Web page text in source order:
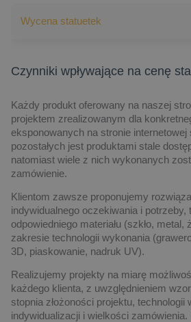
Wycena statuetek
Czynniki wpływające na cenę
Każdy produkt oferowany na naszej
projektem zrealizowanym dla
eksponowanych na stronie internetowej
pozostałych jest produktami stale
natomiast wiele z nich wykonanych
zamówienie.
Klientom zawsze proponujemy
indywidualnego oczekiwania i
odpowiedniego materiału (szkło,
zakresie technologii wykonania
3D, piaskowanie, nadruk UV).
Realizujemy projekty na miarę
każdego klienta, z uwzględnieniem
stopnia złożoności projektu, technologii
indywidualizacji i wielkości zamówienia.